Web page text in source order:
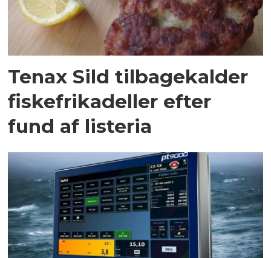
Tenax Sild tilbagekalder
fiskefrikadeller efter
fund af listeria